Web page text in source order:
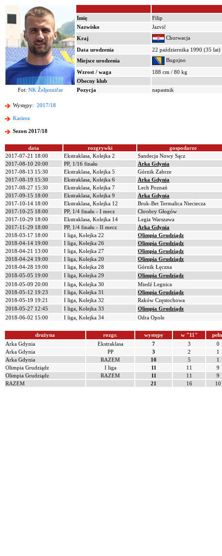
Imię
Filip
Nazwisko
Jazvić
Kraj
Chorwacja
Data urodzenia
22 października 1990 (35 lat)
Miejsce urodzenia
Bugojno
Wzrost / waga
188 cm / 80 kg
Obecny klub
Fot: NK Željezničar Pozycja napastnik
Występy: 2017/18
Kariera
Sezon 2017/18
data rozgrywki
gospodarze
2017-07-21 18:00
Ekstraklasa, Kolejka 2
Sandecja Nowy Sącz
2017-08-10 20:00
PP, 1/16 finału
Arka Gdynia
2017-08-13 15:30
Ekstraklasa, Kolejka 5
Górnik Zabrze
2017-08-19 15:30
Ekstraklasa, Kolejka 6
Arka Gdynia
2017-08-27 15:30
Ekstraklasa, Kolejka 7
Lech Poznań
2017-09-15 18:00
Ekstraklasa, Kolejka 9
Arka Gdynia
2017-10-14 18:00
Ekstraklasa, Kolejka 12
Bruk-Bet Termalica Nieciecza
2017-10-25 18:00
PP, 1/4 finału - I mecz
Chrobry Głogów
2017-10-29 18:00
Ekstraklasa, Kolejka 14
Legia Warszawa
2017-11-29 18:00
PP, 1/4 finału - II mecz
Arka Gdynia
2018-03-17 18:00
I liga, Kolejka 22
Olimpia Grudziądz
2018-04-14 19:00
I liga, Kolejka 26
Olimpia Grudziądz
2018-04-21 13:00
I liga, Kolejka 27
Olimpia Grudziądz
2018-04-24 19:00
I liga, Kolejka 20
Olimpia Grudziądz
2018-04-28 19:00
I liga, Kolejka 28
Górnik Łęczna
2018-05-05 19:00
I liga, Kolejka 29
Olimpia Grudziądz
2018-05-09 20:00
I liga, Kolejka 30
Miedź Legnica
2018-05-12 19:23
I liga, Kolejka 31
Olimpia Grudziądz
2018-05-19 19:21
I liga, Kolejka 32
Raków Częstochowa
2018-05-27 12:45
I liga, Kolejka 33
Olimpia Grudziądz
2018-06-02 15:00
I liga, Kolejka 34 Odra Opole
drużyna rozgr. występy w "11"
Arka Gdynia
Ekstraklasa 7 3
0
Arka Gdynia
PP 3 2
1
Arka Gdynia
RAZEM 10 5
1
Olimpia Grudziądz
I liga 11 11
9
Olimpia Grudziądz
RAZEM 11 11
9
RAZEM
21 16 10